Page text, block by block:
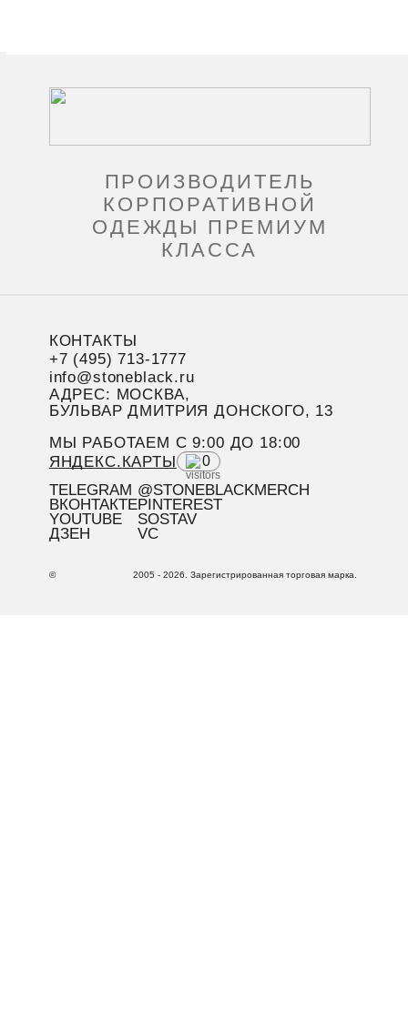
ПРОИЗВОДИТЕЛЬ
КОРПОРАТИВНОЙ
ОДЕЖДЫ ПРЕМИУМ
КЛАССА
КОНТАКТЫ
+7 (495) 713-1777
info@stoneblack.ru
АДРЕС: МОСКВА,
БУЛЬВАР ДМИТРИЯ ДОНСКОГО, 13
МЫ РАБОТАЕМ C 9:00 ДО 18:00
ЯНДЕКС.КАРТЫ
0
TELEGRAM
ВКОНТАКТЕ
YOUTUBE
ДЗЕН
@STONEBLACKMERCH
PINTEREST
SOSTAV
VC
© 2005 - 2026. Зарегистрированная торговая марка.